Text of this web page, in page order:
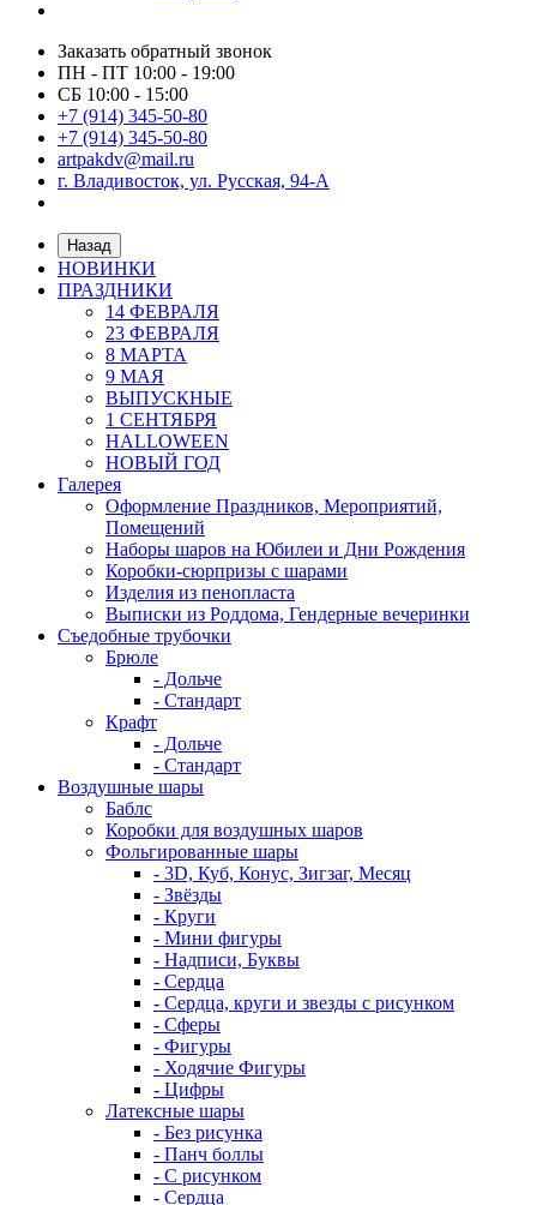
Заказать обратный звонок
ПН - ПТ 10:00 - 19:00
СБ 10:00 - 15:00
+7 (914) 345-50-80
+7 (914) 345-50-80
artpakdv@mail.ru
г. Владивосток, ул. Русская, 94-А
Назад
НОВИНКИ
ПРАЗДНИКИ
14 ФЕВРАЛЯ
23 ФЕВРАЛЯ
8 МАРТА
9 МАЯ
ВЫПУСКНЫЕ
1 СЕНТЯБРЯ
HALLOWEEN
НОВЫЙ ГОД
Галерея
Оформление Праздников, Мероприятий,
Помещений
Наборы шаров на Юбилеи и Дни Рождения
Коробки-сюрпризы с шарами
Изделия из пенопласта
Выписки из Роддома, Гендерные вечеринки
Съедобные трубочки
Брюле
- Дольче
- Стандарт
Крафт
- Дольче
- Стандарт
Воздушные шары
Баблс
Коробки для воздушных шаров
Фольгированные шары
- 3D, Куб, Конус, Зигзаг, Месяц
- Звёзды
- Круги
- Мини фигуры
- Надписи, Буквы
- Сердца
- Сердца, круги и звезды с рисунком
- Сферы
- Фигуры
- Ходячие Фигуры
- Цифры
Латексные шары
- Без рисунка
- Панч боллы
- С рисунком
- Сердца